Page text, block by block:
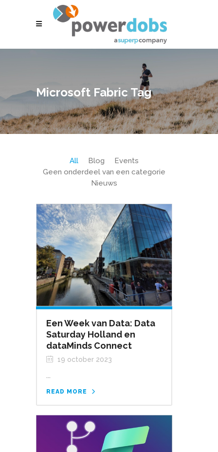
Microsoft Fabric Tag
All Blog
Events
Geen onderdeel van een categorie
Nieuws
Een Week van Data: Data
Saturday Holland en
dataMinds Connect
19 october 2023
READ MORE